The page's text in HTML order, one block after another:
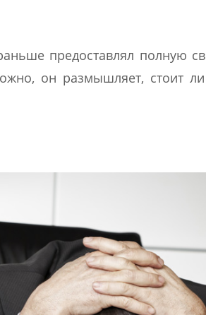
предоставлял полную
он размышляет, стоит